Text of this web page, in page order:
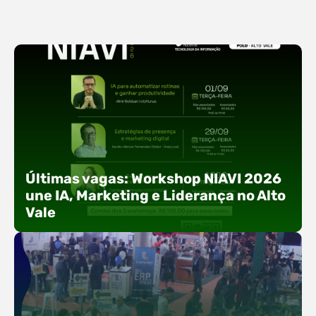
Últimas vagas: Workshop NIAVI 2026
une IA, Marketing e Liderança no Alto
Vale